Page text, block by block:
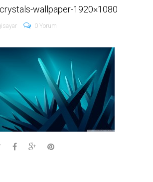
wallpaper-1920×1080
0 Yorum